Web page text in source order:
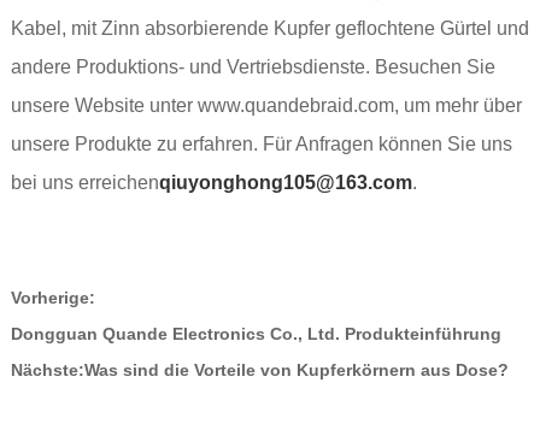
Kabel, mit Zinn absorbierende Kupfer geflochtene Gürtel und
andere Produktions- und Vertriebsdienste. Besuchen Sie
unsere Website unter www.quandebraid.com, um mehr über
unsere Produkte zu erfahren. Für Anfragen können Sie uns
bei uns erreichenqiuyonghong105@163.com.
Vorherige:
Dongguan Quande Electronics Co., Ltd. Produkteinführung
Nächste:Was sind die Vorteile von Kupferkörnern aus Dose?